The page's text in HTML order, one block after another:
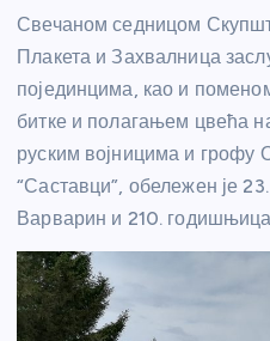
Свечаном седницом
Плакета и Захвалница
појединцима, као и
битке и полагањем цвећа
руским војницима и грофу
“Саставци”, обележен је
Варварин и 210.